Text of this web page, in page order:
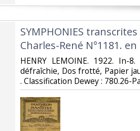
‎SYMPHONIES
Charles-René N°1181.
‎HENRY LEMOINE. 1922. In-
défraîchie, Dos frotté, Papier
. Classification Dewey : 780.26-